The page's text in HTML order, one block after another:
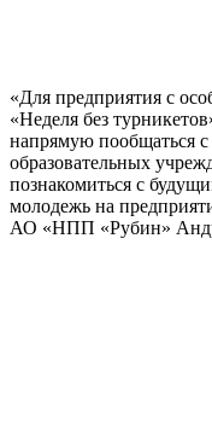
«Для предприятия с
«Неделя без
напрямую пообщаться
образовательных
познакомиться с
молодежь на
АО «НПП «Рубин»